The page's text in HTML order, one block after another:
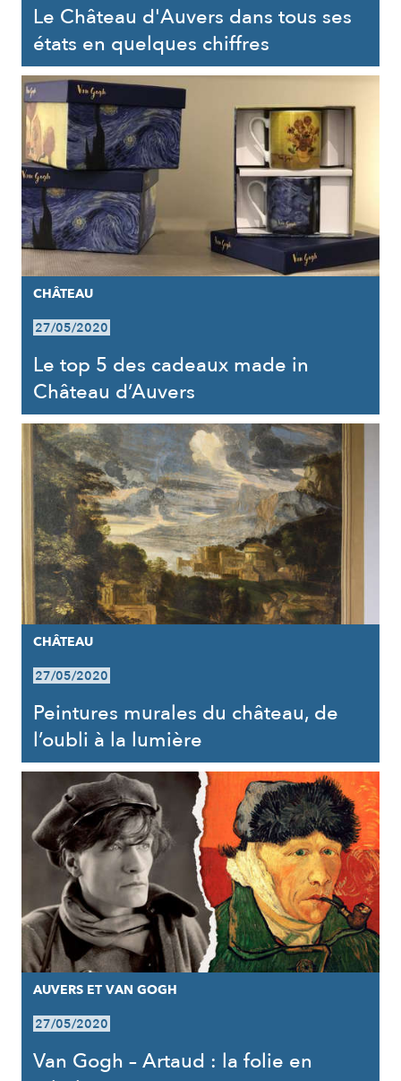
Le Château d'Auvers dans tous ses
états en quelques chiffres
CHÂTEAU
27/05/2020
Le top 5 des cadeaux made in
Château d’Auvers
CHÂTEAU
27/05/2020
Peintures murales du château, de
l’oubli à la lumière
AUVERS ET VAN GOGH
27/05/2020
Van Gogh – Artaud : la folie en